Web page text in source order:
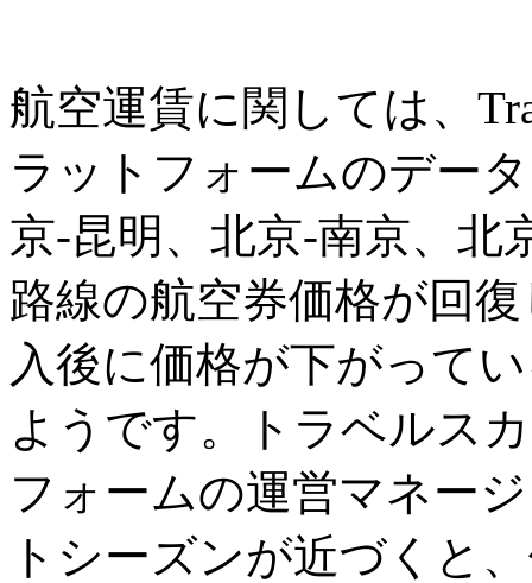
航空運賃に関しては、
ラットフォームのデー
京-昆明、北京-南京、北
路線の航空券価格が回
入後に価格が下がって
ようです。トラベルス
フォームの運営マネー
トシーズンが近づくと